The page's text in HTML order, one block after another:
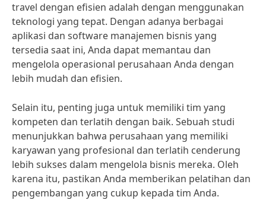
travel dengan efisien adalah dengan menggunakan
teknologi yang tepat. Dengan adanya berbagai
aplikasi dan software manajemen bisnis yang
tersedia saat ini, Anda dapat memantau dan
mengelola operasional perusahaan Anda dengan
lebih mudah dan efisien.
Selain itu, penting juga untuk memiliki tim yang
kompeten dan terlatih dengan baik. Sebuah studi
menunjukkan bahwa perusahaan yang memiliki
karyawan yang profesional dan terlatih cenderung
lebih sukses dalam mengelola bisnis mereka. Oleh
karena itu, pastikan Anda memberikan pelatihan dan
pengembangan yang cukup kepada tim Anda.